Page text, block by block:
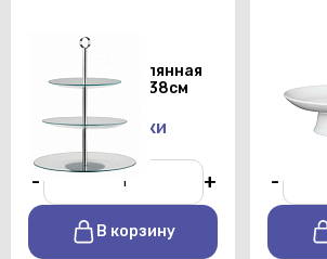
Трёхъярусная
этажерка стеклянная
22, 26, 30 см Н=38см
От 500 р./сутки
- +
В корзину
Н=16,5
От
-